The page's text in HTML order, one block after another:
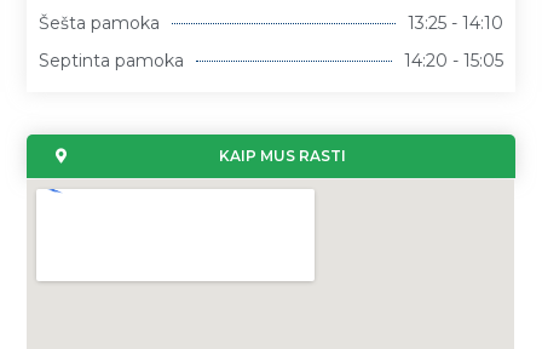
Šešta pamoka
13:25 - 14:10
Septinta pamoka
14:20 - 15:05
KAIP MUS RASTI